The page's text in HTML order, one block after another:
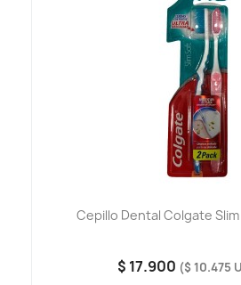
Cepillo Dental Colgate Slim
$ 17.900 ($ 10.475